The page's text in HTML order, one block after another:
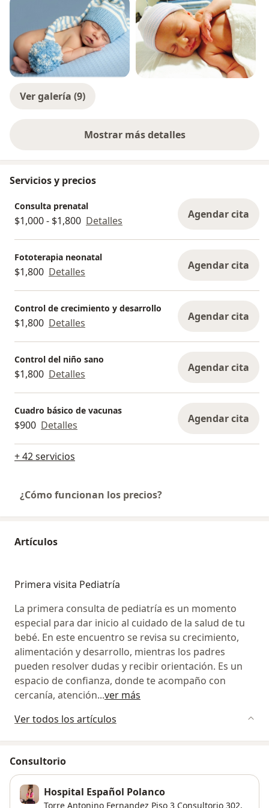
Ver galería (9)
Mostrar más detalles
sobre la experiencia
Servicios y precios
Consulta prenatal
$1,000 - $1,800 Detalles Agendar cita
Fototerapia neonatal
$1,800 Detalles Agendar cita
Control de crecimiento y desarrollo
$1,800 Detalles Agendar cita
Control del niño sano
$1,800 Detalles Agendar cita
Cuadro básico de vacunas
$900 Detalles Agendar cita
+ 42 servicios
¿Cómo funcionan los precios?
Artículos
Primera visita Pediatría
La primera consulta de pediatría es un momento
especial para dar inicio al cuidado de la salud de tu
bebé. En este encuentro se revisa su crecimiento,
alimentación y desarrollo, mientras los padres
pueden resolver dudas y recibir orientación. Es un
espacio de confianza, donde te acompaño con
cercanía, atención...ver más
Ver todos los artículos
Consultorio
Hospital Español Polanco
Torre Antonino Fernandez Piso 3 Consultorio 302,